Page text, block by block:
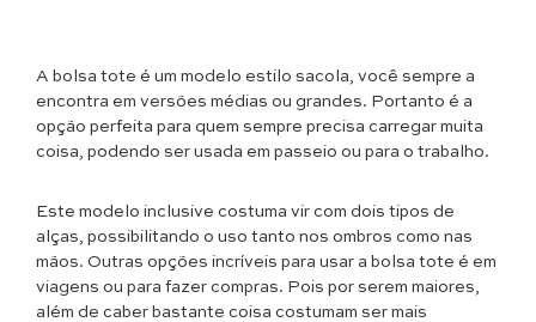
A bolsa tote é um modelo estilo sacola, você sempre a
encontra em versões médias ou grandes. Portanto é a
opção perfeita para quem sempre precisa carregar muita
coisa, podendo ser usada em passeio ou para o trabalho.
Este modelo inclusive costuma vir com dois tipos de
alças, possibilitando o uso tanto nos ombros como nas
mãos. Outras opções incríveis para usar a bolsa tote é em
viagens ou para fazer compras. Pois por serem maiores,
além de caber bastante coisa costumam ser mais